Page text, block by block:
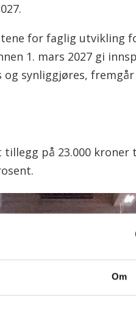
Om
for faglig utvikling
1. mars 2027 gi
synliggjøres,
på 23.000 kroner